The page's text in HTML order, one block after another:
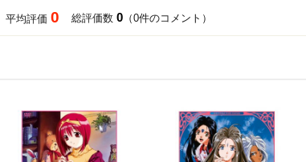
平均評価0 総評価数0 （0件のコメント）